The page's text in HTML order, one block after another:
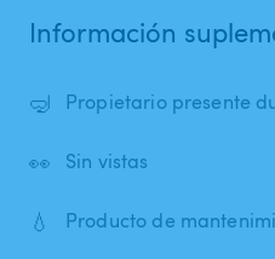
Información
🤿 Propietario presente
👀 Sin vistas
💧 Producto de